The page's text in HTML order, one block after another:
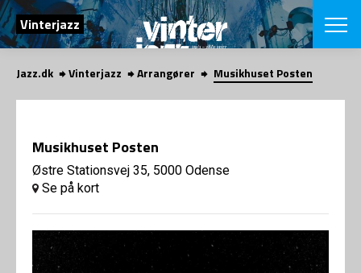
SØG
Vinterjazz
English
App
App
Presse/
Jazz.dk Vinterjazz Arrangører Musikhuset Posten
Musikhuset Posten
Østre Stationsvej 35, 5000 Odense
Se på kort